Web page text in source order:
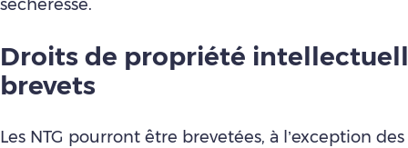
sécheresse.
Droits de propriété
brevets
Les NTG pourront être brevetées, à l’exception